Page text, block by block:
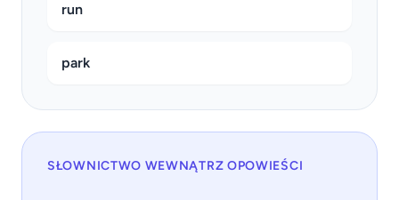
run
park
SŁOWNICTWO WEWNĄTRZ OPOWIEŚCI